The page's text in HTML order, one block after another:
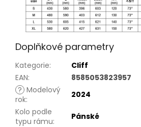
Doplňkové parametry
Kategorie:
Cliff
EAN:
8585053823957
? Modelový
rok:
2024
Kolo podle
typu rámu:
Pánské